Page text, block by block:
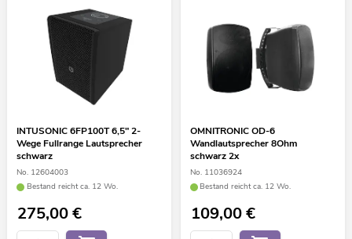
INTUSONIC 6FP100T 6,5" 2-
Wege Fullrange Lautsprecher
schwarz
No. 12604003
Bestand reicht ca. 12 Wo.
275,00€
OMNITRONIC OD-6
Wandlautsprecher 8Ohm
schwarz 2x
No. 11036924
Bestand reicht ca. 12 Wo.
109,00€